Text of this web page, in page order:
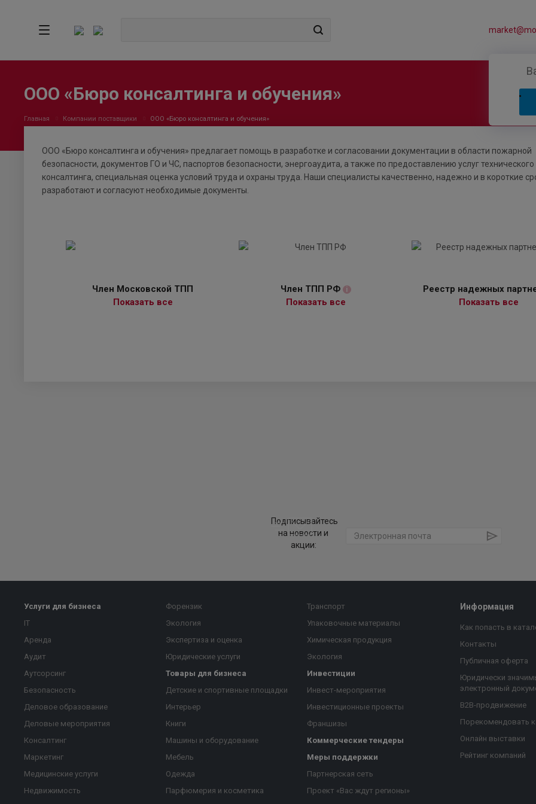
ООО «Бюро консалтинга и обучения»
Главная Компании поставщики ООО «Бюро консалтинга и обучения»
ООО «Бюро консалтинга и обучения» предлагает помощь в разработке и согласовании документации в области пожарной
безопасности, документов ГО и ЧС, паспортов безопасности, энергоаудита, а также по предоставлению услуг технического
консалтинга, специальная оценка условий труда и охраны труда. Наши специалисты качественно, надежно и в короткие
разработают и согласуют необходимые документы.
Член Московской ТПП
Показать все
Член ТПП РФ i
Показать все
Реестр надежных
Показать все
Подписывайтесь
на новости и
акции:
Услуги для бизнеса
IT
Аренда
Аудит
Аутсорсинг
Безопасность
Деловое образование
Деловые мероприятия
Консалтинг
Маркетинг
Медицинские услуги
Недвижимость
Форензик
Экология
Экспертиза и оценка
Юридические услуги
Товары для бизнеса
Детские и спортивные площадки
Интерьер
Книги
Машины и оборудование
Мебель
Одежда
Парфюмерия и косметика
Транспорт
Упаковочные материалы
Химическая продукция
Экология
Инвестиции
Инвест-мероприятия
Инвестиционные проекты
Франшизы
Коммерческие тендеры
Меры поддержки
Партнерская сеть
Проект «Вас ждут регионы»
Информация
Как попасть в
Контакты
Публичная оферта
Юридически
электронный
B2B-продвижение
Порекомендовать
Онлайн выставки
Рейтинг компаний